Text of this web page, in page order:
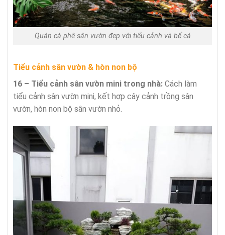
Quán cà phê sân vườn đẹp với tiểu cảnh và bể cá
Tiểu cảnh sân vườn & hòn non bộ
16 – Tiểu cảnh sân vườn mini trong nhà: Cách làm
tiểu cảnh sân vườn mini, kết hợp cây cảnh trồng sân
vườn, hòn non bộ sân vườn nhỏ.